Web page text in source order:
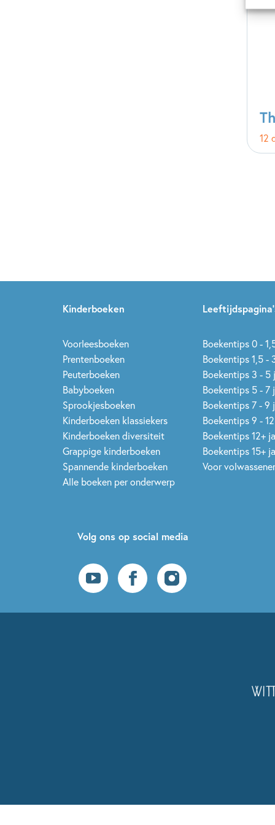
12
Kinderboeken
Voorleesboeken
Prentenboeken
Peuterboeken
Babyboeken
Sprookjesboeken
Kinderboeken klassiekers
Kinderboeken diversiteit
Grappige kinderboeken
Spannende kinderboeken
Alle boeken per onderwerp
Boekentips 0 -
Boekentips 1,5 -
Boekentips 3 - 5
Boekentips 5 - 7
Boekentips 7 - 9
Boekentips 9 -
Boekentips 12+
Boekentips 15+
Voor
Volg ons op social media